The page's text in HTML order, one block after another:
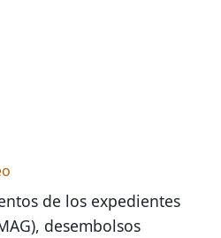
de los expedientes
desembolsos